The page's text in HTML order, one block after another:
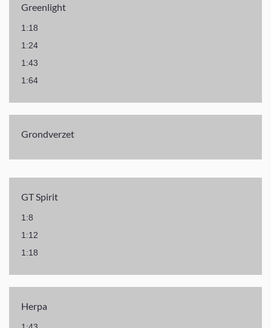
Greenlight
1:18
1:24
1:43
1:64
Grondverzet
GT Spirit
1:8
1:12
1:18
Herpa